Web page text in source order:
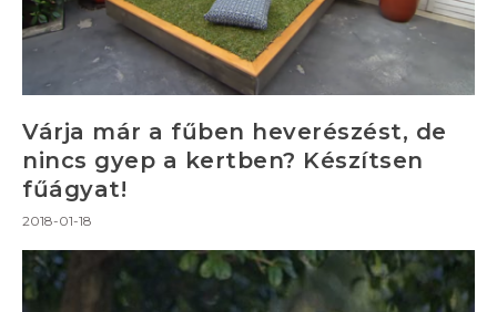
Várja már a fűben heverészést, de
nincs gyep a kertben? Készítsen
fűágyat!
2018-01-18